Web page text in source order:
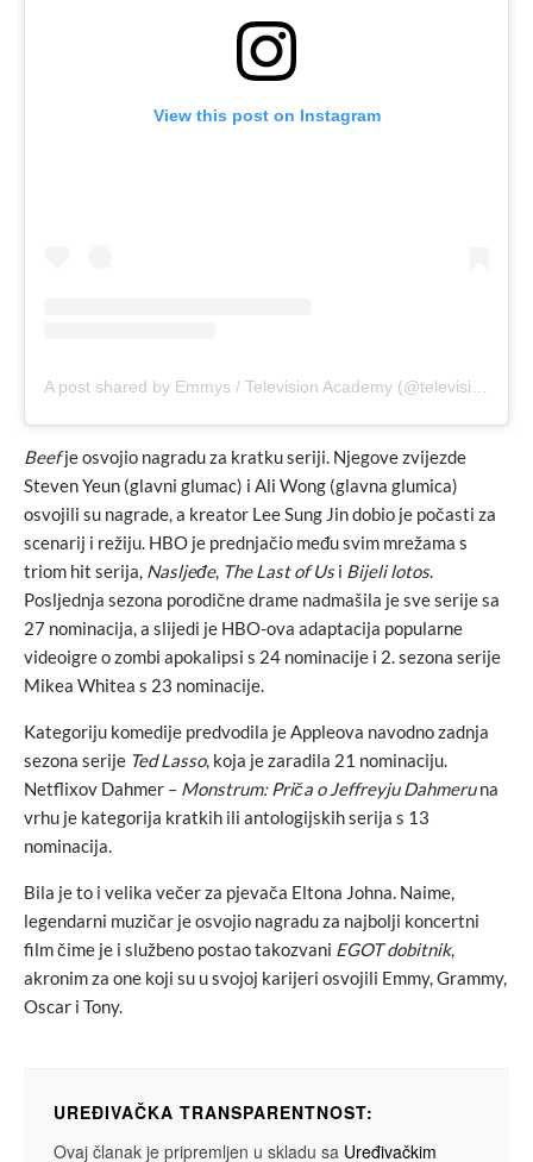
View this post on Instagram
A post shared by Emmys / Television Academy (@televisionacad)
Beefje osvojio nagradu za kratku seriji. Njegove zvijezde
Steven Yeun (glavni glumac) i Ali Wong (glavna glumica)
osvojili su nagrade, a kreator Lee Sung Jin dobio je počasti za
scenarij i režiju. HBO je prednjačio među svim mrežama s
triom hit serija, Nasljeđe, The Last of Usi Bijeli lotos.
Posljednja sezona porodične drame nadmašila je sve serije sa
27 nominacija, a slijedi je HBO-ova adaptacija popularne
videoigre o zombi apokalipsi s 24 nominacije i 2. sezona serije
Mikea Whitea s 23 nominacije.
Kategoriju komedije predvodila je Appleova navodno zadnja
sezona serije Ted Lasso, koja je zaradila 21 nominaciju.
Netflixov Dahmer – Monstrum: Priča o Jeffreyju Dahmeruna
vrhu je kategorija kratkih ili antologijskih serija s 13
nominacija.
Bila je to i velika večer za pjevača Eltona Johna. Naime,
legendarni muzičar je osvojio nagradu za najbolji koncertni
film čime je i službeno postao takozvani EGOT dobitnik,
akronim za one koji su u svojoj karijeri osvojili Emmy, Grammy,
Oscar i Tony.
UREĐIVAČKA TRANSPARENTNOST:
Ovaj članak je pripremljen u skladu sa Uređivačkim